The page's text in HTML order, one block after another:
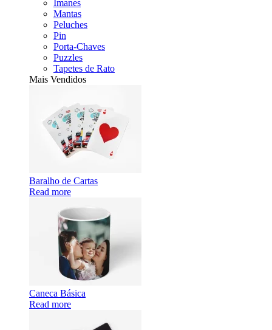
Ímanes
Mantas
Peluches
Pin
Porta-Chaves
Puzzles
Tapetes de Rato
Mais Vendidos
Baralho de Cartas
Read more
Caneca Básica
Read more